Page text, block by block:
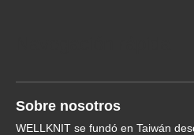
Sobre nosotros
WELLKNIT se fundó en Taiwán